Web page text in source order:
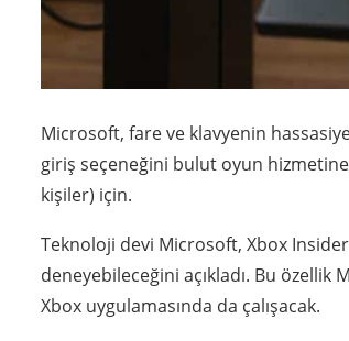
Microsoft, fare ve klavyenin
giriş seçeneğini bulut oyun
kişiler) için.
Teknoloji devi Microsoft, Xbox
deneyebileceğini açıkladı. Bu özellik
Xbox uygulamasında da çalışacak.